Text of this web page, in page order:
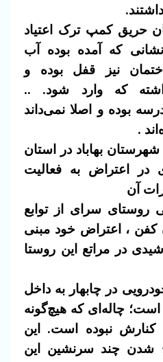
حریق کمپ ترک اعتیاد
که آمده بوده آب
نیز قفل بوده و
که وارد شود. ..
بوده و اصلا نمی‌داند
.
شهرستان بهاباد در استان
در اعتراض به فعالیت
آن
روستای سرای از توابع
کفن ، اعتراض خود مبنی
در مراتع این روستا
خودرویی در چابهار به داخل
چاله‌ای که هیچ‌گونه
کنارش نبوده است. این
شدن چند سرنشین این